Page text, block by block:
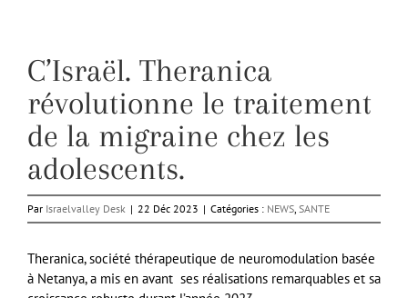
C’Israël. Theranica
révolutionne le traitement
de la migraine chez les
adolescents.
Par Israelvalley Desk | 22 Déc 2023 | Catégories : NEWS, SANTE
Theranica, société thérapeutique de neuromodulation basée
à Netanya, a mis en avant ses réalisations remarquables et sa